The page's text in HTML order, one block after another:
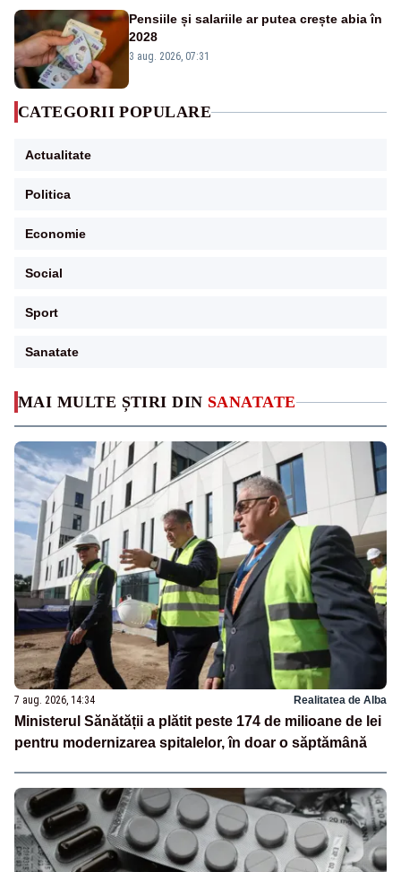
MAI MULTE ȘTIRI DIN SANATATE
7 aug. 2026, 14:34 Realitatea de Alba
Ministerul Sănătății a plătit peste 174 de milioane de lei
pentru modernizarea spitalelor, în doar o săptămână
Pensiile și salariile ar putea crește abia în
2028
3 aug. 2026, 07:31
CATEGORII POPULARE
Actualitate
Politica
Economie
Social
Sport
Sanatate